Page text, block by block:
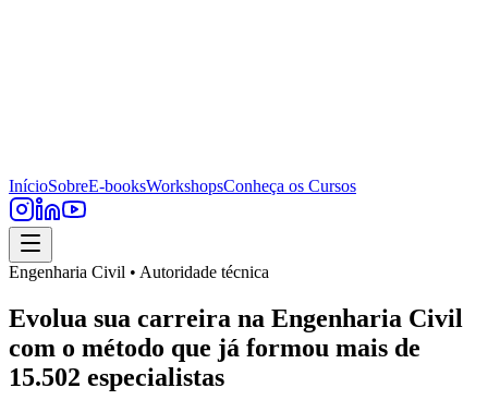
InícioSobreE-booksWorkshopsConheça os Cursos
Engenharia Civil • Autoridade técnica
Evolua sua carreira na Engenharia Civil
com o método que já formou mais de
15.502 especialistas